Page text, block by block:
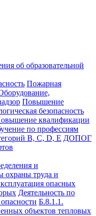
об образовательной
Пожарная
Повышение
безопасность
квалификации
по профессиям
B, C, D, E ДОПОГ
и
труда и
опасных
Деятельность по
Б.8.1.1.
объектов тепловых